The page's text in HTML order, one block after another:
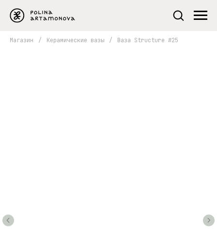
Магазин / Керамические вазы / Ваза Structure #25